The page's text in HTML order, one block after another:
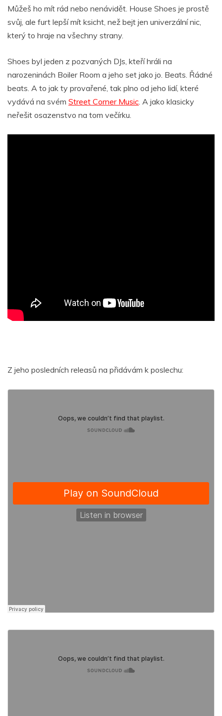
Můžeš ho mít rád nebo nenávidět. House Shoes je prostě
svůj, ale furt lepší mít ksicht, než bejt jen univerzální nic,
který to hraje na všechny strany.
Shoes byl jeden z pozvaných DJs, kteří hráli na
narozeninách Boiler Room a jeho set jako jo. Beats. Řádné
beats. A to jak ty provařené, tak plno od jeho lidí, které
vydává na svém Street Corner Music . A jako klasicky
neřešit osazenstvo na tom večírku.
Z jeho posledních releasů na přidávám k poslechu: